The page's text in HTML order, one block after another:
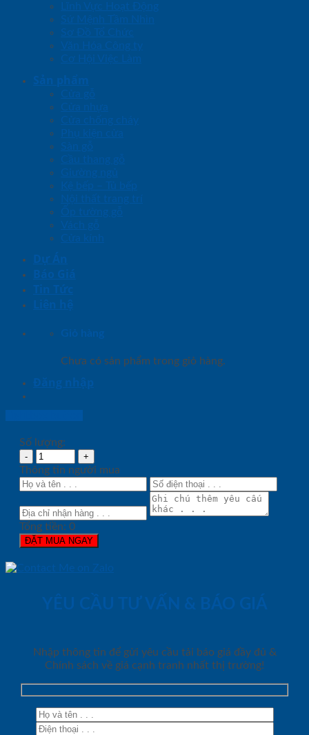
Lĩnh Vực Hoạt Động
Sứ Mệnh Tầm Nhìn
Sơ Đồ Tổ Chức
Văn Hóa Công ty
Cơ Hội Việc Làm
Sản phẩm
Cửa gỗ
Cửa nhựa
Cửa chống cháy
Phụ kiện cửa
Sàn gỗ
Cầu thang gỗ
Giường ngủ
Kệ bếp – Tủ bếp
Nội thất trang trí
Ốp tường gỗ
Vách gỗ
Cửa kính
Dự Án
Báo Giá
Tin Tức
Liên hệ
Giỏ hàng
Chưa có sản phẩm trong giỏ hàng.
Đăng nhập
Số lượng:
Thông tin người mua
Tổng tiền: 0
ĐẶT MUA NGAY
YÊU CẦU TƯ VẤN & BÁO GIÁ
Nhập thông tin để gửi yêu cầu tải báo giá đầy đủ &
Chính sách về giá cạnh tranh nhất thị trường!